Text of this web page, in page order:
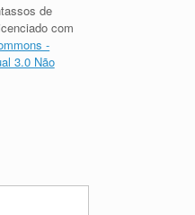
de
com
-
3.0 Não